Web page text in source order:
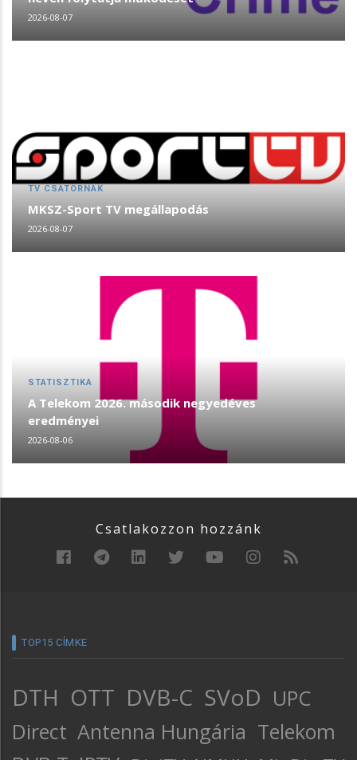
2026-08-07
TV CSATORNÁK
MKSZ-Sport TV megállapodás
2026-08-07
STATISZTIKA
A Telekom 2026. második negyedéves
eredményei
2026-08-06
Csatlakozzon hozzánk
TOP15 CÍMKE
DTH OTT DVB-C SVoD UPC
Direct Antenna Hungária Telekom